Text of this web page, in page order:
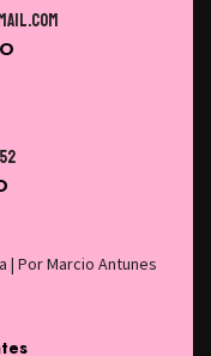
| PorMarcio Antunes